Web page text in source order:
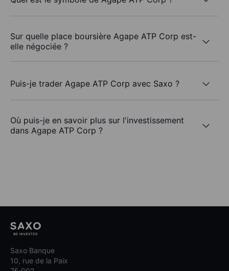
Sur quelle place boursière Agape ATP Corp est-
elle négociée ?
Puis-je trader Agape ATP Corp avec Saxo ?
Où puis-je en savoir plus sur l'investissement
dans Agape ATP Corp ?
Saxo Banque
10, rue de la Paix